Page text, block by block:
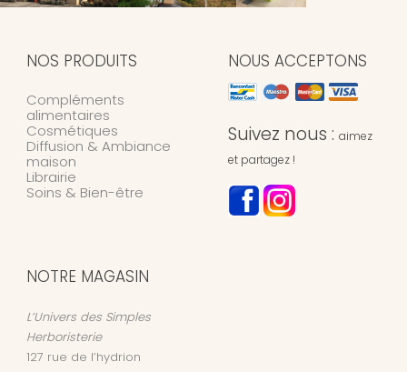
NOS PRODUITS
Compléments
alimentaires
Cosmétiques
Diffusion & Ambiance
maison
Librairie
Soins & Bien-être
NOUS ACCEPTONS
Suivez nous : aimez
et partagez !
NOTRE MAGASIN
L’Univers des Simples
Herboristerie
127 rue de l’hydrion